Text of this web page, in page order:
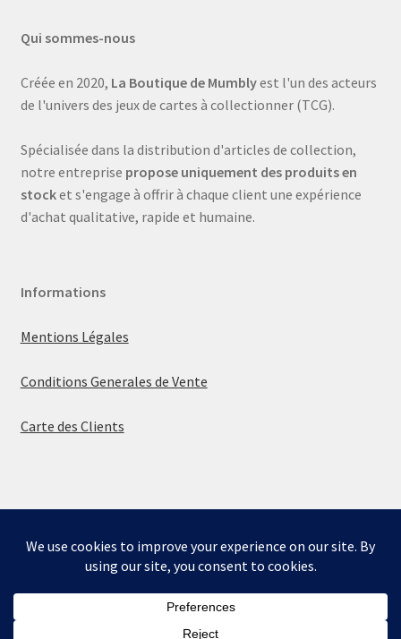
Bienvenue sur la boutique de Mumbly - Cartes de
Qui sommes-nous
Créée en 2020, La Boutique de Mumblyest l'un des acteurs
de l'univers des jeux de cartes à collectionner (TCG).
Spécialisée dans la distribution d'articles de collection,
notre entreprise propose uniquement des produits en
stocket s'engage à offrir à chaque client une expérience
d'achat qualitative, rapide et humaine.
Informations
Mentions Légales
Conditions Generales de Vente
Carte des Clients
© La boutique de Mumbly 2026
Built with WooCommerce.